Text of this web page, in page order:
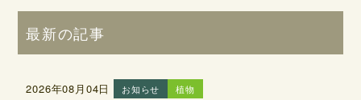
最新の記事
2026年08月04日 お知らせ 植物